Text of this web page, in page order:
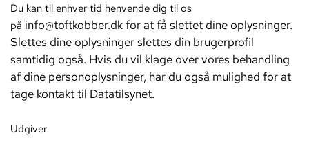
Du kan til enhver tid henvende dig til os
på info@toftkobber.dkfor at få slettet dine oplysninger.
Slettes dine oplysninger slettes din brugerprofil
samtidig også. Hvis du vil klage over vores behandling
af dine personoplysninger, har du også mulighed for at
tage kontakt til Datatilsynet.
Udgiver